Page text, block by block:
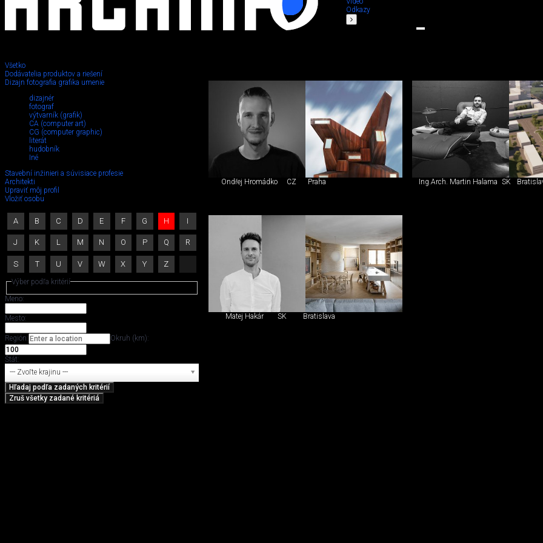
Odkazy
Všetko
Dodávatelia produktov a riešení
Dizajn fotografia grafika umenie
dizajnér
fotograf
výtvarník (grafik)
CA (computer art)
CG (computer graphic)
literát
hudobník
Iné
Stavební inžinieri a súvisiace profesie
Architekti
Upraviť môj profil
Vložiť osobu
A B C D E F G H I
J K L M N O P Q R
S T U V W X Y Z
Výber podľa kritérií
Meno:
Mesto:
Región: Okruh (km):
Štát:
--- Zvoľte krajinu ---
fotograf
Ondřej Hromádko CZ Praha Ing.Arch. Martin Halama SK
Matej Hakár SK Bratislava